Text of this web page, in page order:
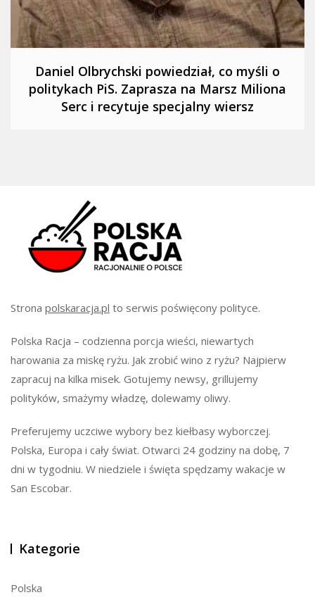
Daniel Olbrychski powiedział, co myśli o
politykach PiS. Zaprasza na Marsz Miliona
Serc i recytuje specjalny wiersz
Strona polskaracja.pl to serwis poświęcony polityce.
Polska Racja – codzienna porcja wieści, niewartych
harowania za miskę ryżu. Jak zrobić wino z ryżu? Najpierw
zapracuj na kilka misek. Gotujemy newsy, grillujemy
polityków, smażymy władzę, dolewamy oliwy.
Preferujemy uczciwe wybory bez kiełbasy wyborczej.
Polska, Europa i cały świat. Otwarci 24 godziny na dobę, 7
dni w tygodniu. W niedziele i święta spędzamy wakacje w
San Escobar.
Kategorie
Polska